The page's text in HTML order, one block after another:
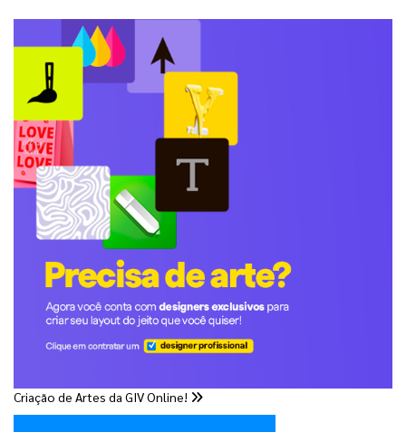
Criação de Artes da GIV Online!